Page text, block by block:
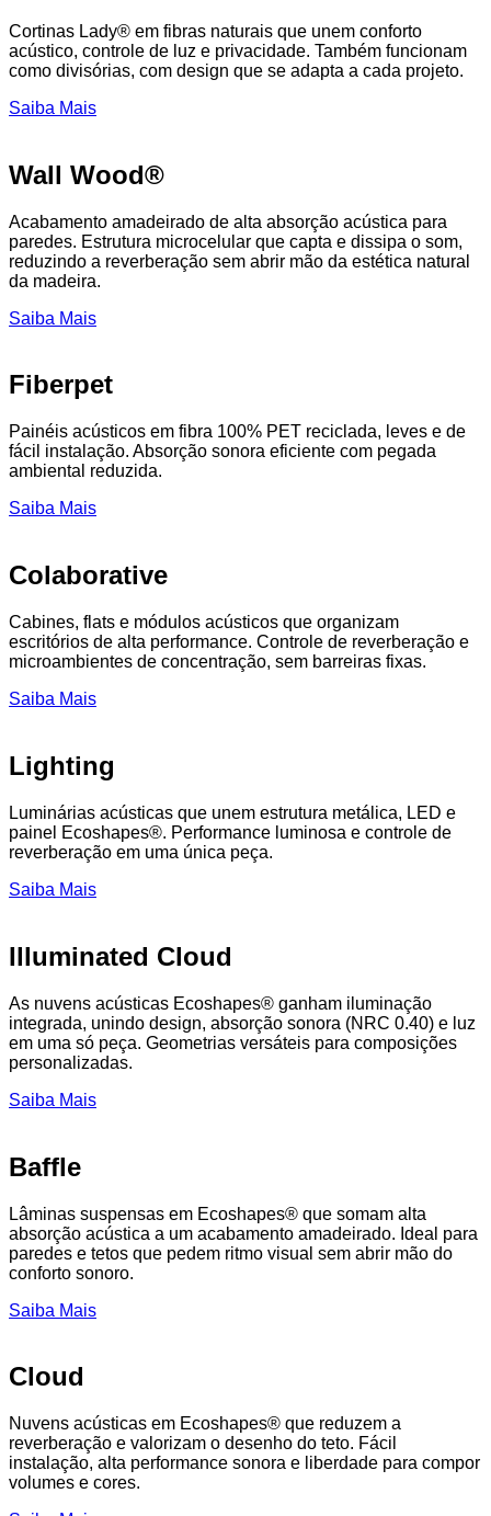
Cortinas Lady® em fibras naturais que unem conforto
acústico, controle de luz e privacidade. Também funcionam
como divisórias, com design que se adapta a cada projeto.
Saiba Mais
Wall Wood®
Acabamento amadeirado de alta absorção acústica para
paredes. Estrutura microcelular que capta e dissipa o som,
reduzindo a reverberação sem abrir mão da estética natural
da madeira.
Saiba Mais
Fiberpet
Painéis acústicos em fibra 100% PET reciclada, leves e de
fácil instalação. Absorção sonora eficiente com pegada
ambiental reduzida.
Saiba Mais
Colaborative
Cabines, flats e módulos acústicos que organizam
escritórios de alta performance. Controle de reverberação e
microambientes de concentração, sem barreiras fixas.
Saiba Mais
Lighting
Luminárias acústicas que unem estrutura metálica, LED e
painel Ecoshapes®. Performance luminosa e controle de
reverberação em uma única peça.
Saiba Mais
Illuminated Cloud
As nuvens acústicas Ecoshapes® ganham iluminação
integrada, unindo design, absorção sonora (NRC 0.40) e luz
em uma só peça. Geometrias versáteis para composições
personalizadas.
Saiba Mais
Baffle
Lâminas suspensas em Ecoshapes® que somam alta
absorção acústica a um acabamento amadeirado. Ideal para
paredes e tetos que pedem ritmo visual sem abrir mão do
conforto sonoro.
Saiba Mais
Cloud
Nuvens acústicas em Ecoshapes® que reduzem a
reverberação e valorizam o desenho do teto. Fácil
instalação, alta performance sonora e liberdade para compor
volumes e cores.